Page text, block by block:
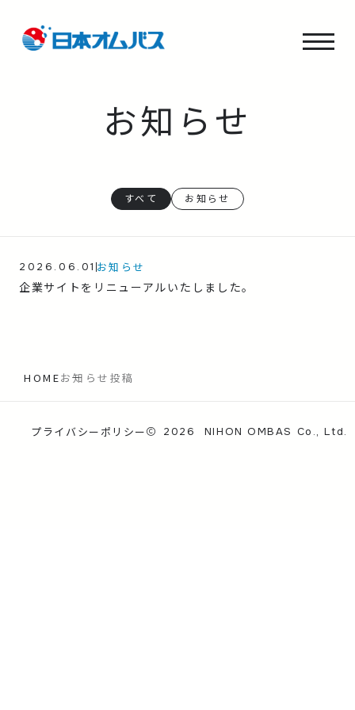
お知らせ
すべて お知らせ
2026.06.01 お知らせ
企業サイトをリニューアルいたしました。
HOMEお知らせ投稿
プライバシーポリシー 2026 NIHON OMBAS Co., Ltd.